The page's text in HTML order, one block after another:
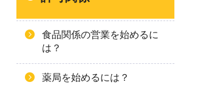
食品関係の営業を始めるに
は？
薬局を始めるには？